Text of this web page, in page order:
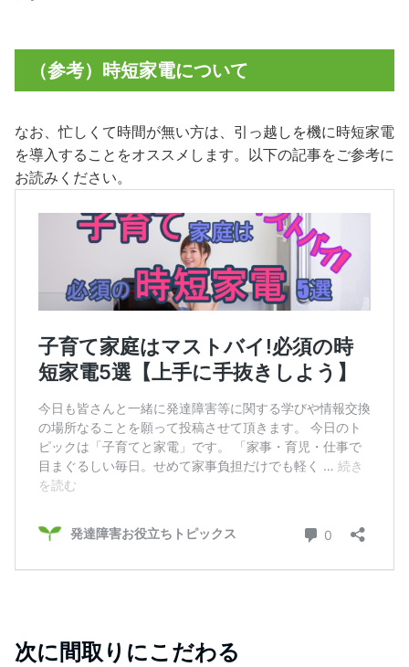
（参考）時短家電について
なお、忙しくて時間が無い方は、引っ越しを機に時短家電
を導入することをオススメします。以下の記事をご参考に
お読みください。
次に間取りにこだわる